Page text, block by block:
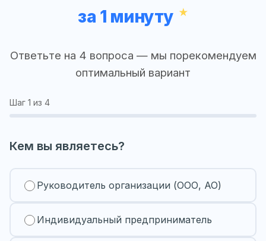
за 1 минуту
Ответьте на 4 вопроса — мы порекомендуем
оптимальный вариант
Шаг 1 из 4
Кем вы являетесь?
Руководитель организации (ООО, АО)
Индивидуальный предприниматель